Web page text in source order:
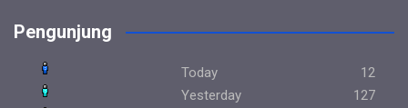
Pengunjung
Today
12
Yesterday
127